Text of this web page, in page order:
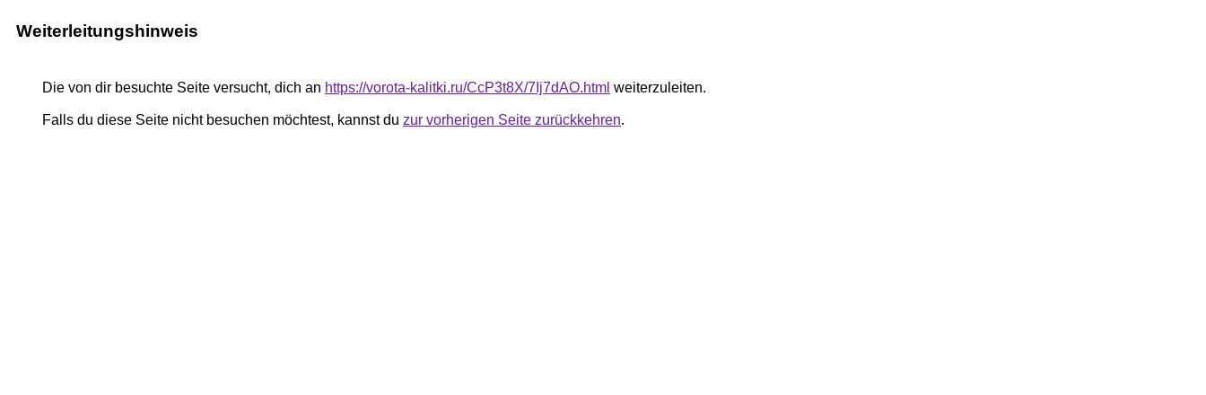
Weiterleitungshinweis
Die von dir besuchte Seite versucht, dich an https://vorota-kalitki.ru/CcP3t8X/7Ij7dAO.html weiterzuleiten.
Falls du diese Seite nicht besuchen möchtest, kannst du zur vorherigen Seite zurückkehren.